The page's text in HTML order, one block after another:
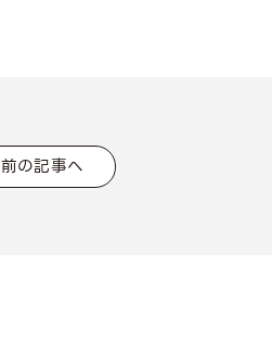
前の記事へ